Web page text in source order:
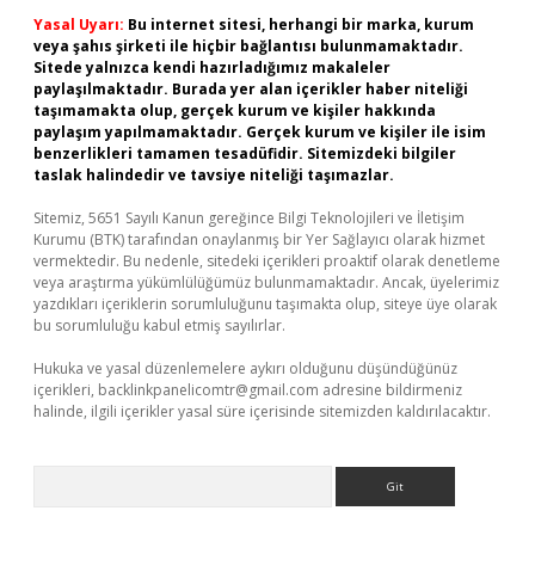
Yasal Uyarı: Bu internet sitesi, herhangi bir marka, kurum
veya şahıs şirketi ile hiçbir bağlantısı bulunmamaktadır.
Sitede yalnızca kendi hazırladığımız makaleler
paylaşılmaktadır. Burada yer alan içerikler haber niteliği
taşımamakta olup, gerçek kurum ve kişiler hakkında
paylaşım yapılmamaktadır. Gerçek kurum ve kişiler ile isim
benzerlikleri tamamen tesadüfidir. Sitemizdeki bilgiler
taslak halindedir ve tavsiye niteliği taşımazlar.
Sitemiz, 5651 Sayılı Kanun gereğince Bilgi Teknolojileri ve İletişim
Kurumu (BTK) tarafından onaylanmış bir Yer Sağlayıcı olarak hizmet
vermektedir. Bu nedenle, sitedeki içerikleri proaktif olarak denetleme
veya araştırma yükümlülüğümüz bulunmamaktadır. Ancak, üyelerimiz
yazdıkları içeriklerin sorumluluğunu taşımakta olup, siteye üye olarak
bu sorumluluğu kabul etmiş sayılırlar.
Hukuka ve yasal düzenlemelere aykırı olduğunu düşündüğünüz
içerikleri, backlinkpanelicomtr@gmail.com adresine bildirmeniz
halinde, ilgili içerikler yasal süre içerisinde sitemizden kaldırılacaktır.